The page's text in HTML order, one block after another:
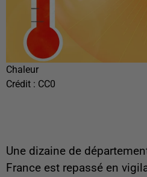
Chaleur
Crédit : CC0
Une dizaine de
France est repassé en